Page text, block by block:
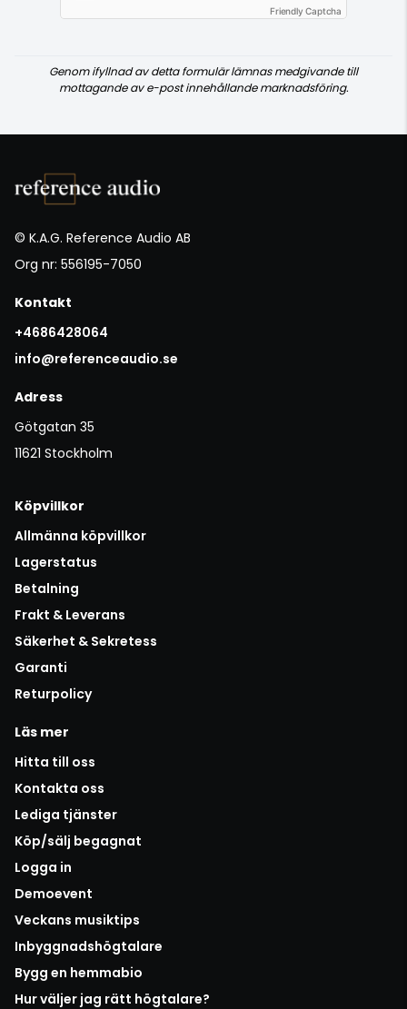
Friendly Captcha
Genom ifyllnad av detta formulär lämnas medgivande till
mottagande av e-post innehållande marknadsföring.
© K.A.G. Reference Audio AB
Org nr: 556195-7050
Kontakt
+4686428064
info@referenceaudio.se
Adress
Götgatan 35
11621 Stockholm
Köpvillkor
Allmänna köpvillkor
Lagerstatus
Betalning
Frakt & Leverans
Säkerhet & Sekretess
Garanti
Returpolicy
Läs mer
Hitta till oss
Kontakta oss
Lediga tjänster
Köp/sälj begagnat
Logga in
Demoevent
Veckans musiktips
Inbyggnadshögtalare
Bygg en hemmabio
Hur väljer jag rätt högtalare?